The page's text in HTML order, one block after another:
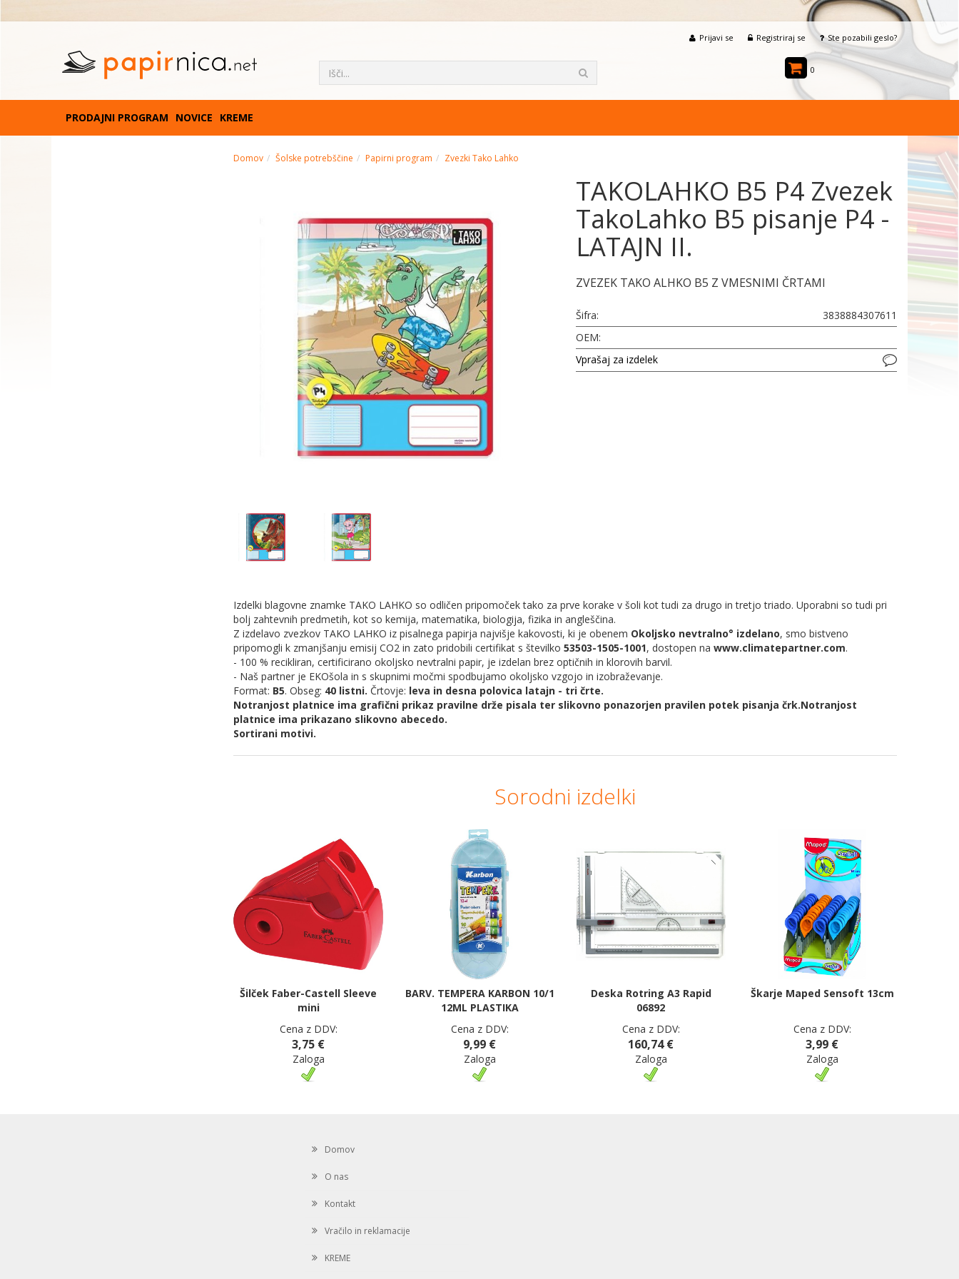
Prijavi se Registriraj se Ste pozabili geslo?
0
PRODAJNI PROGRAM NOVICE KREME
Domov Šolske potrebščine Papirni program Zvezki Tako Lahko
TAKOLAHKO B5 P4 Zvezek
TakoLahko B5 pisanje P4 -
LATAJN II.
ZVEZEK TAKO ALHKO B5 Z VMESNIMI ČRTAMI
Šifra:
3838884307611
OEM:
Vprašaj za izdelek
Izdelki blagovne znamke TAKO LAHKO so odličen pripomoček tako za prve korake v šoli kot tudi za drugo in tretjo triado. Uporabni so tudi pri
bolj zahtevnih predmetih, kot so kemija, matematika, biologija, fizika in angleščina.
Z izdelavo zvezkov TAKO LAHKO iz pisalnega papirja najvišje kakovosti, ki je obenem Okoljsko nevtralno° izdelano, smo bistveno
pripomogli k zmanjšanju emisij CO2 in zato pridobili certifikat s številko 53503-1505-1001, dostopen na www.climatepartner.com.
- 100 % recikliran, certificirano okoljsko nevtralni papir, je izdelan brez optičnih in klorovih barvil.
- Naš partner je EKOšola in s skupnimi močmi spodbujamo okoljsko vzgojo in izobraževanje.
Format: B5. Obseg: 40 listni. Črtovje: leva in desna polovica latajn - tri črte.
Notranjost platnice ima grafični prikaz pravilne drže pisala ter slikovno ponazorjen pravilen potek pisanja črk.Notranjost
platnice ima prikazano slikovno abecedo.
Sortirani motivi.
Sorodni izdelki
Šilček Faber-Castell Sleeve
mini
Cena z DDV:
3,75 €
Zaloga
BARV. TEMPERA KARBON 10/1
12ML PLASTIKA
Cena z DDV:
9,99 €
Zaloga
Deska Rotring A3 Rapid
06892
Cena z DDV:
160,74 €
Zaloga
Škarje Maped Sensoft 13cm
Cena z DDV:
3,99 €
Zaloga
Domov
O nas
Kontakt
Vračilo in reklamacije
KREME